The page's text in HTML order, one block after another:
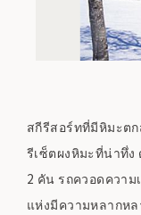
สกีรีสอร์ทที่มีหิมะต
รีเซ็ตผงหิมะที่น่าทึ่
2 คัน รถควอดความ
แห่งมีความหลากห